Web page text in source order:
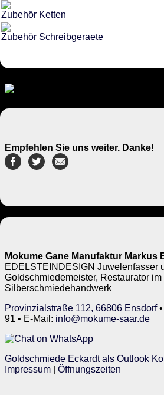
Zubehör Ketten
Zubehör Schreibgeraete
Empfehlen Sie uns weiter. Danke!
Mokume Gane Manufaktur Markus
EDELSTEINDESIGN Juwelenfasser
Goldschmiedemeister, Restaurator im
Silberschmiedehandwerk
Provinzialstraße 112, 66806 Ensdorf•
91 • E-Mail: info@mokume-saar.de
Goldschmiede Eckardt als Outlook
Impressum
Öffnungszeiten